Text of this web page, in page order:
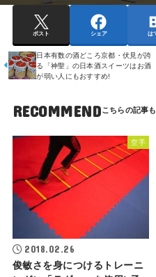
ポスト シェア は
日本有数の酒どころ京都・伏見が誇
る「神聖」の日本酒スイーツはお酒
が弱い人にもおすすめ!
RECOMMEND
空手
2018.02.26
俊敏さを身につけるトレーニ